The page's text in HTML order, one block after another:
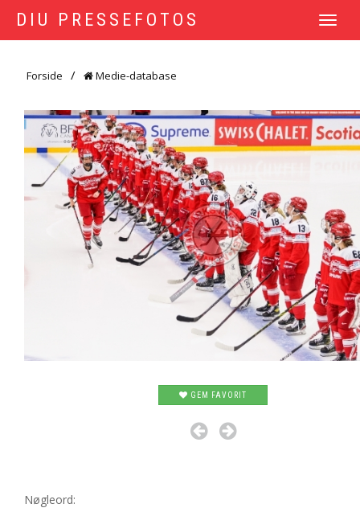
DIU PRESSEFOTOS
TOGGLE
Forside Medie-database
GEM FAVORIT
Nøgleord: